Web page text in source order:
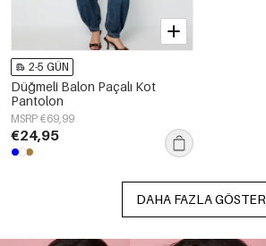
2-5 GÜN
Düğmeli Balon Paçalı Kot
Pantolon
MSRP €69,99
€24,95
DAHA FAZLA GÖSTER